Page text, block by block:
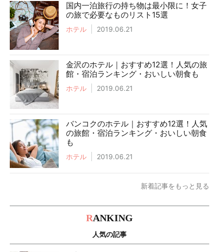
国内一泊旅行の持ち物は最小限に！女子
の旅で必要なものリスト15選
ホテル 2019.06.21
金沢のホテル｜おすすめ12選！人気の旅
館・宿泊ランキング・おいしい朝食も
ホテル 2019.06.21
バンコクのホテル｜おすすめ12選！人気
の旅館・宿泊ランキング・おいしい朝食
も
ホテル 2019.06.21
新着記事をもっと見る
RANKING
人気の記事